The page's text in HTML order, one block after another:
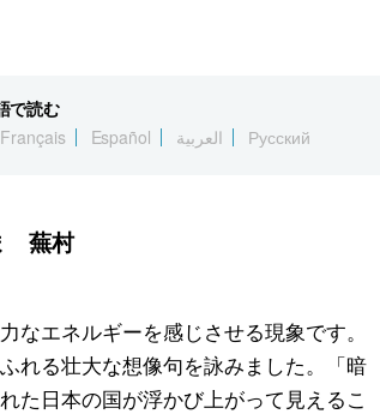
で読む
Français Español العربية Русский
蕪村
エネルギーを感じさせる現象です。
れる壮大な想像句を詠みました。「暗
た日本の国が浮かび上がって見えるこ